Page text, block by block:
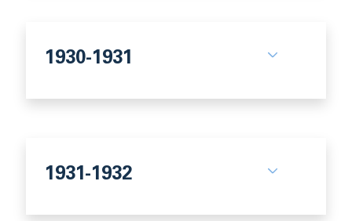
1930-1931
1931-1932